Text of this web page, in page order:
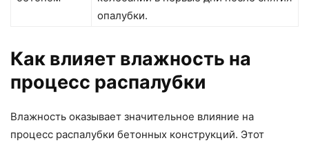
опалубки.
Как влияет влажность на
процесс распалубки
Влажность оказывает значительное влияние на
процесс распалубки бетонных конструкций. Этот